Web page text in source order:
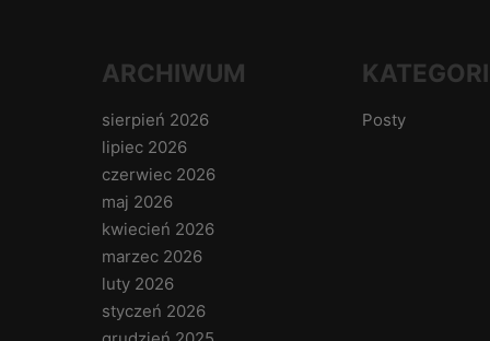
ARCHIWUM
sierpień 2026
lipiec 2026
czerwiec 2026
maj 2026
kwiecień 2026
marzec 2026
luty 2026
styczeń 2026
Posty